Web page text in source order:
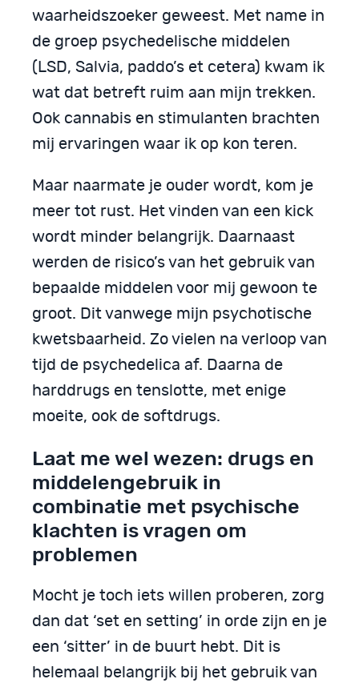
waarheidszoeker geweest. Met name in
de groep psychedelische middelen
(LSD, Salvia, paddo’s et cetera) kwam ik
wat dat betreft ruim aan mijn trekken.
Ook cannabis en stimulanten brachten
mij ervaringen waar ik op kon teren.
Maar naarmate je ouder wordt, kom je
meer tot rust. Het vinden van een kick
wordt minder belangrijk. Daarnaast
werden de risico’s van het gebruik van
bepaalde middelen voor mij gewoon te
groot. Dit vanwege mijn psychotische
kwetsbaarheid. Zo vielen na verloop van
tijd de psychedelica af. Daarna de
harddrugs en tenslotte, met enige
moeite, ook de softdrugs.
Laat me wel wezen: drugs en
middelengebruik in
combinatie met psychische
klachten is vragen om
problemen
Mocht je toch iets willen proberen, zorg
dan dat ‘set en setting’ in orde zijn en je
een ‘sitter’ in de buurt hebt. Dit is
helemaal belangrijk bij het gebruik van